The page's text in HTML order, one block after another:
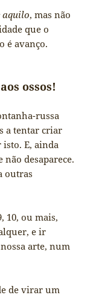
aquilo, mas não
que o
é avanço.
ossos!
russa
a tentar criar
isto. E, ainda
não desaparece.
outras
10, ou mais,
e ir
arte, num
de virar um